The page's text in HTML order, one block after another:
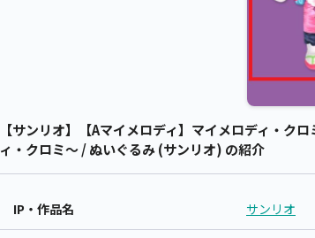
【サンリオ】【Aマイメロディ】マイメロディ・ク
ィ・クロミ～ / ぬいぐるみ (サンリオ) の紹介
IP・作品名 サンリオ